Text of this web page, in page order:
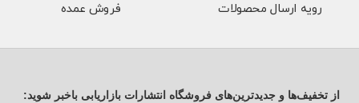
رویه ارسال محصولات فروش عمده
از تخفیف‌ها و جدیدترین‌های فروشگاه انتشارات بازاریابی باخبر شوید: